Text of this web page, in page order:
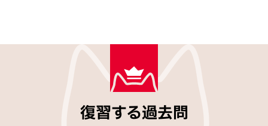
復習する過去問